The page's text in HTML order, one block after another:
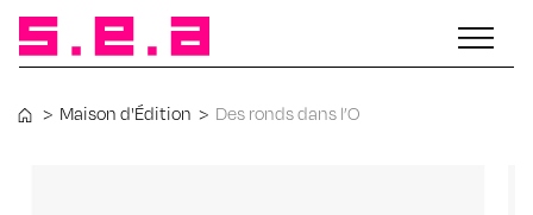
> Maison d'Édition > Des ronds dans l’O